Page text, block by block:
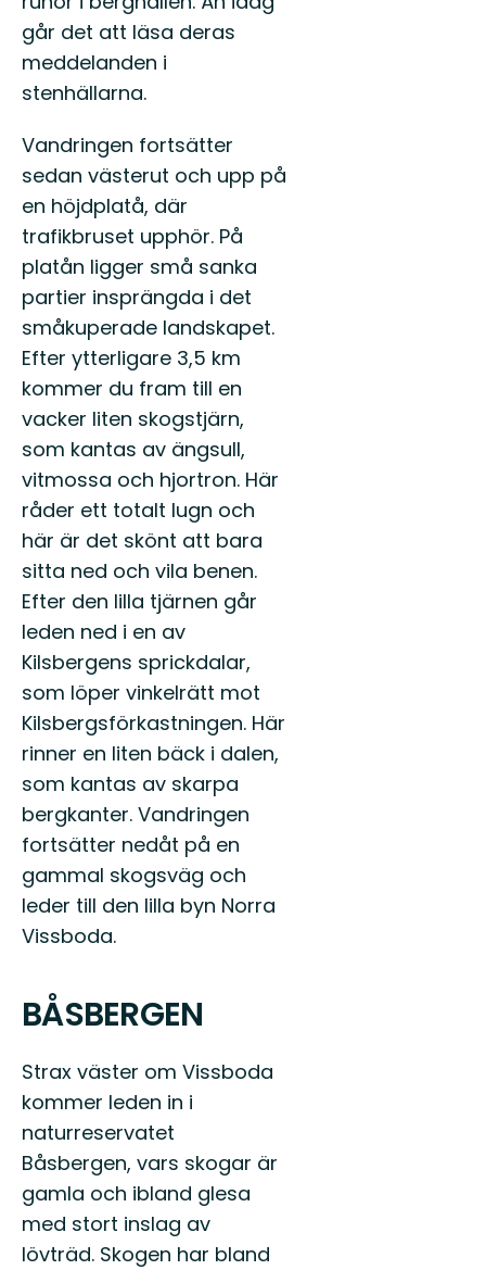
går det att läsa deras
meddelanden i
stenhällarna.
Vandringen fortsätter
sedan västerut och upp på
en höjdplatå, där
trafikbruset upphör. På
platån ligger små sanka
partier insprängda i det
småkuperade landskapet.
Efter ytterligare 3,5 km
kommer du fram till en
vacker liten skogstjärn,
som kantas av ängsull,
vitmossa och hjortron. Här
råder ett totalt lugn och
här är det skönt att bara
sitta ned och vila benen.
Efter den lilla tjärnen går
leden ned i en av
Kilsbergens sprickdalar,
som löper vinkelrätt mot
Kilsbergsförkastningen. Här
rinner en liten bäck i dalen,
som kantas av skarpa
bergkanter. Vandringen
fortsätter nedåt på en
gammal skogsväg och
leder till den lilla byn Norra
Vissboda.
BÅSBERGEN
Strax väster om Vissboda
kommer leden in i
naturreservatet
Båsbergen, vars skogar är
gamla och ibland glesa
med stort inslag av
lövträd. Skogen har bland